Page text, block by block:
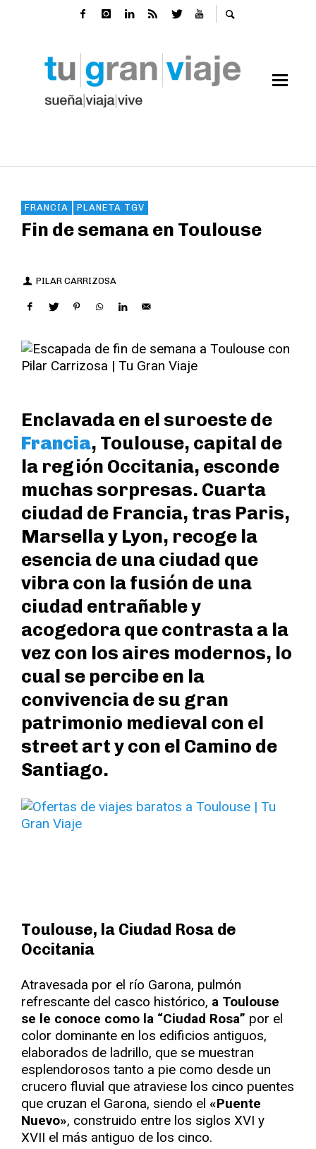
FRANCIA PLANETA TGV
Fin de semana en Toulouse
PILAR CARRIZOSA
Enclavada en el suroeste de
Francia, Toulouse, capital de
la región Occitania, esconde
muchas sorpresas. Cuarta
ciudad de Francia, tras Paris,
Marsella y Lyon, recoge la
esencia de una ciudad que
vibra con la fusión de una
ciudad entrañable y
acogedora que contrasta a la
vez con los aires modernos, lo
cual se percibe en la
convivencia de su gran
patrimonio medieval con el
street art y con el Camino de
Santiago.
Toulouse, la Ciudad Rosa de
Occitania
Atravesada por el río Garona, pulmón
refrescante del casco histórico, a Toulouse
se le conoce como la “Ciudad Rosa” por el
color dominante en los edificios antiguos,
elaborados de ladrillo, que se muestran
esplendorosos tanto a pie como desde un
crucero fluvial que atraviese los cinco puentes
que cruzan el Garona, siendo el «Puente
Nuevo», construido entre los siglos XVI y
XVII el más antiguo de los cinco.